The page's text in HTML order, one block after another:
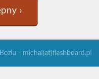
›
- michal(at)flashboard.pl